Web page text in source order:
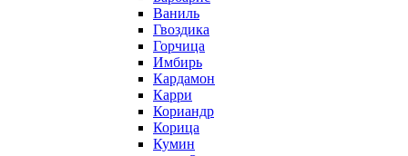
Ваниль
Гвоздика
Горчица
Имбирь
Кардамон
Карри
Кориандр
Корица
Кумин